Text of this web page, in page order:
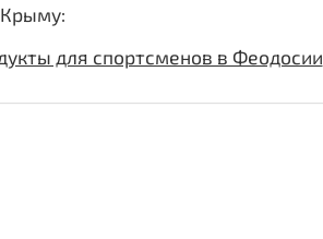
Крыму:
для спортсменов в Феодосии